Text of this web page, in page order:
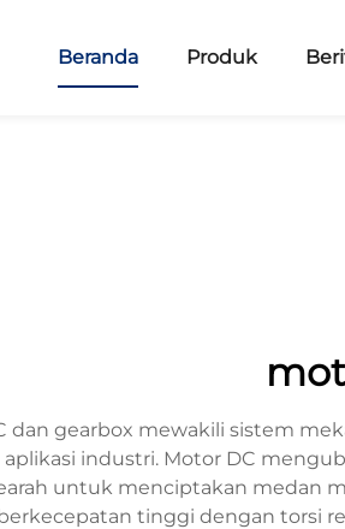
Beranda Produk
dan gearbox mewakili sistem
industri. Motor DC
untuk menciptakan medan
tinggi dengan torsi